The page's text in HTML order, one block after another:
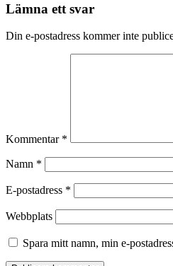
Lämna ett svar
Din e-postadress kommer inte
Kommentar *
Namn *
E-postadress *
Webbplats
Spara mitt namn, min e-